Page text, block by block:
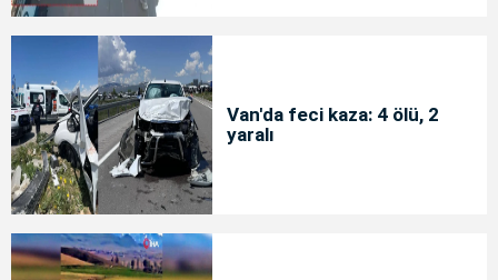
Van'da feci kaza: 4 ölü, 2
yaralı